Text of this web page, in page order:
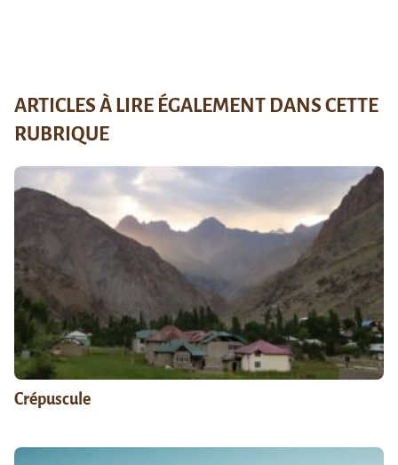
ARTICLES À LIRE ÉGALEMENT DANS CETTE
RUBRIQUE
Crépuscule